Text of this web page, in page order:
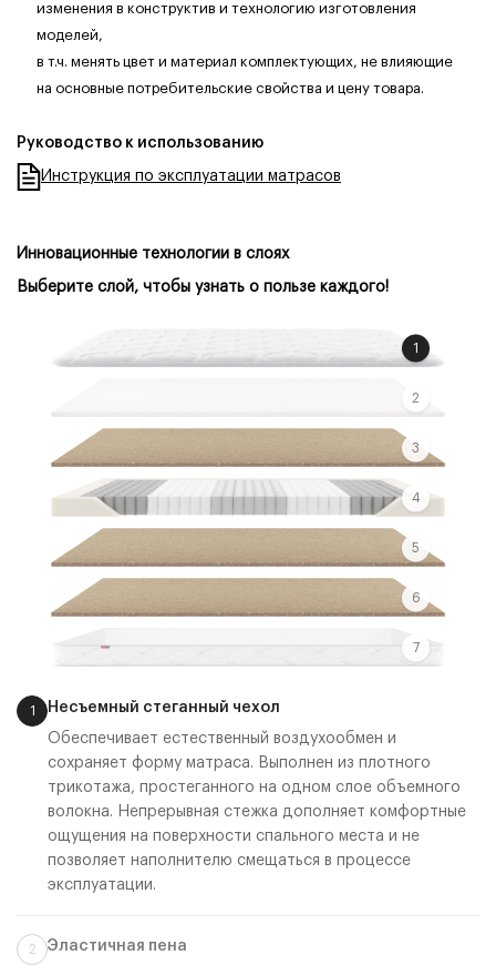
изменения в конструктив и технологию изготовления
моделей,
в т.ч. менять цвет и материал комплектующих, не влияющие
на основные потребительские свойства и цену товара.
Руководство к использованию
Инструкция по эксплуатации матрасов
Инновационные технологии в слоях
Выберите слой, чтобы узнать о пользе каждого!
1
1
Несъемный стеганный чехол
Обеспечивает естественный воздухообмен и
сохраняет форму матраса. Выполнен из плотного
трикотажа, простеганного на одном слое объемного
волокна. Непрерывная стежка дополняет комфортные
ощущения на поверхности спального места и не
позволяет наполнителю смещаться в процессе
эксплуатации.
2
2
Эластичная пена
3
4
5
6
7